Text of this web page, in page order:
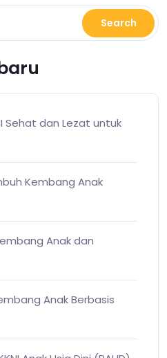
Sehat dan Lezat untuk
Kembang Anak
Anak dan
Anak Berbasis